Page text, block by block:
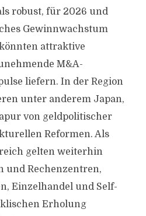
robust, für 2026 und
Gewinnwachstum
attraktive
M&A-
liefern. In der Region
unter anderem Japan,
von geldpolitischer
Reformen. Als
gelten weiterhin
und Rechenzentren,
Einzelhandel und Self-
Erholung